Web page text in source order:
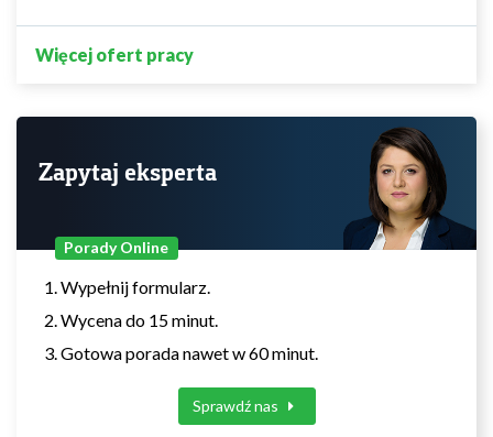
Więcej ofert pracy
Zapytaj eksperta
Porady Online
Wypełnij formularz.
Wycena do 15 minut.
Gotowa porada nawet w 60 minut.
Sprawdź nas